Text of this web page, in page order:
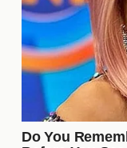
¿Qué
después
Una vez que La
los
significativo en